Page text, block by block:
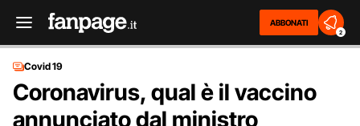
ABBONATI
2
Covid 19
Coronavirus, qual è il vaccino
annunciato dal ministro